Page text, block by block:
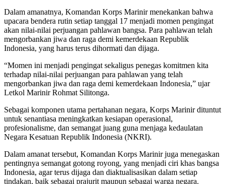
Dalam amanatnya, Komandan Korps Marinir menekankan bahwa
upacara bendera rutin setiap tanggal 17 menjadi momen pengingat
akan nilai-nilai perjuangan pahlawan bangsa. Para pahlawan telah
mengorbankan jiwa dan raga demi kemerdekaan Republik
Indonesia, yang harus terus dihormati dan dijaga.
“Momen ini menjadi pengingat sekaligus penegas komitmen kita
terhadap nilai-nilai perjuangan para pahlawan yang telah
mengorbankan jiwa dan raga demi kemerdekaan Indonesia,” ujar
Letkol Marinir Rohmat Silitonga.
Sebagai komponen utama pertahanan negara, Korps Marinir dituntut
untuk senantiasa meningkatkan kesiapan operasional,
profesionalisme, dan semangat juang guna menjaga kedaulatan
Negara Kesatuan Republik Indonesia (NKRI).
Dalam amanat tersebut, Komandan Korps Marinir juga menegaskan
pentingnya semangat gotong royong, yang menjadi ciri khas bangsa
Indonesia, agar terus dijaga dan diaktualisasikan dalam setiap
tindakan, baik sebagai prajurit maupun sebagai warga negara.